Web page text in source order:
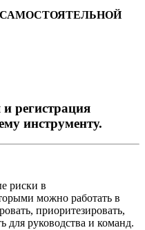
САМОСТОЯТЕЛЬНОЙ
регистрация
инструменту.
риски в
можно работать в
приоритезировать,
для руководства и команд.